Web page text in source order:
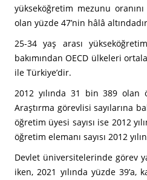
yükseköğretim mezunu
olan yüzde 47’nin hâlâ
25-34 yaş arası
bakımından OECD ülkeleri
ile Türkiye’dir.
2012 yılında 31 bin 389 olan
Araştırma görevlisi sayılarına
öğretim üyesi sayısı ise 2012
öğretim elemanı sayısı 2012
Devlet üniversitelerinde görev
iken, 2021 yılında yüzde 39’a,